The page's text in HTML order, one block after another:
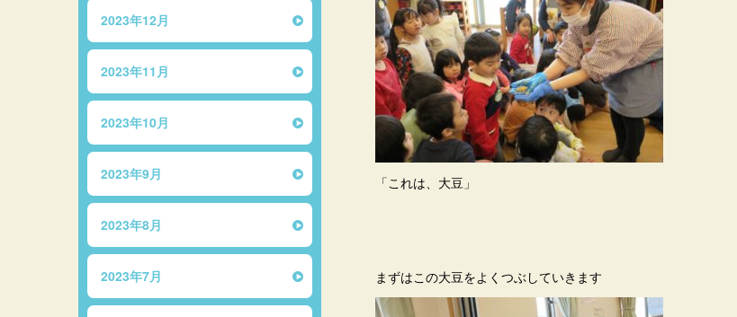
「これは、大豆」
まずはこの大豆をよくつぶしていきます
2023年12月
2023年11月
2023年10月
2023年9月
2023年8月
2023年7月